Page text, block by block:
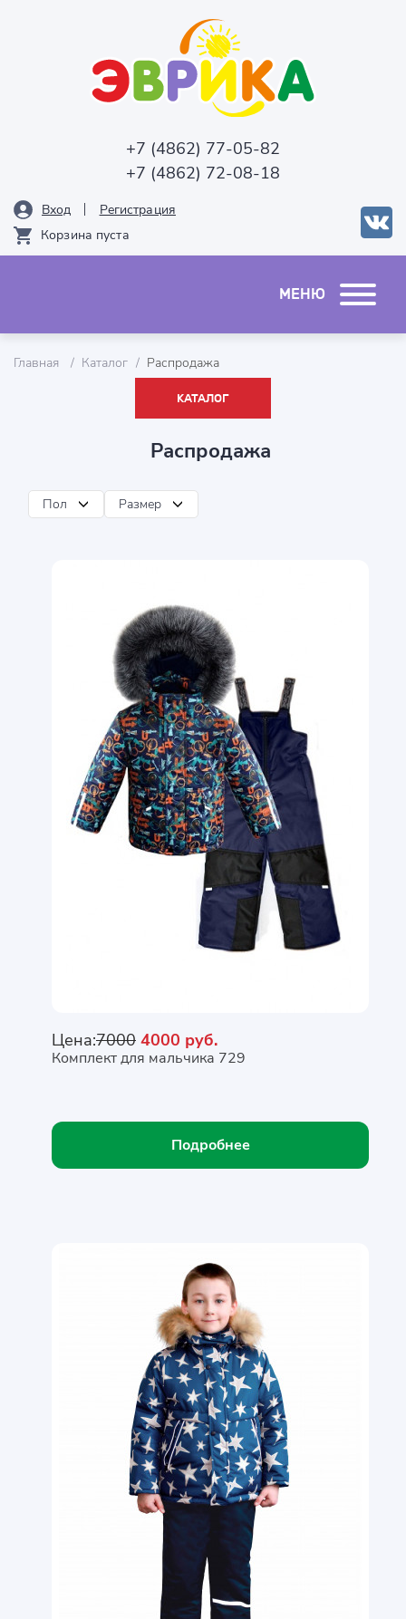
+7 (4862) 77-05-82
+7 (4862) 72-08-18
Вход
Рeгистрация
Корзина пуста
Главная Каталог Распродажа
КАТАЛОГ
Распродажа
Пол Размер
Цена:7000 4000 руб.
Комплект для мальчика 729
Подробнее